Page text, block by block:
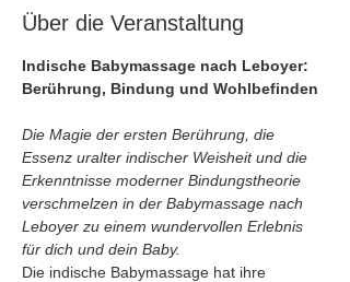
Über die Veranstaltung
Indische Babymassage nach Leboyer:
Berührung, Bindung und Wohlbefinden
Die Magie der ersten Berührung, die
Essenz uralter indischer Weisheit und die
Erkenntnisse moderner Bindungstheorie
verschmelzen in der Babymassage nach
Leboyer zu einem wundervollen Erlebnis
für dich und dein Baby.
Die indische Babymassage hat ihre